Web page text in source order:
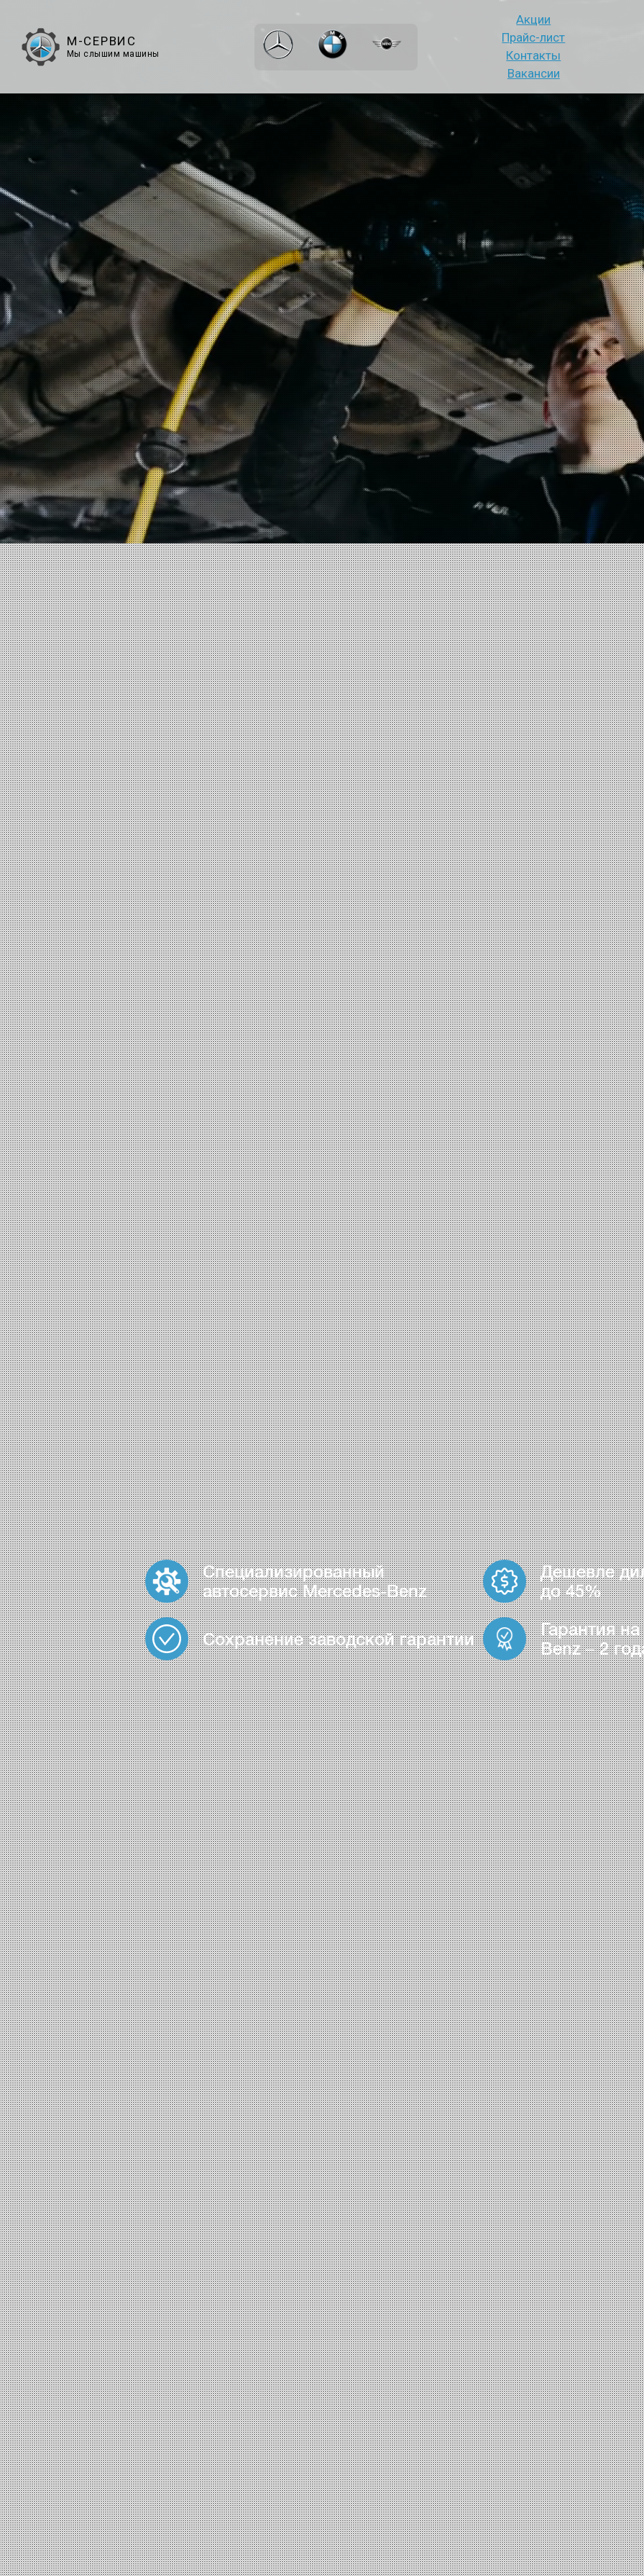
М-СЕРВИС
Мы слышим машины
Акции
Прайс-лист
Контакты
Вакансии
Специализированный
автосервис Mercedes-Benz
Дешевле
до 45%
Сохранение заводской гарантии
Гарантия
Benz – 2